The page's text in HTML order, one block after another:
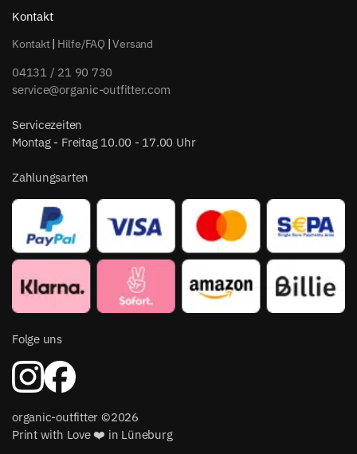
Kontakt
Kontakt| Hilfe/FAQ |Versand
04131 / 21 90 730
service@organic-outfitter.com
Servicezeiten
Montag - Freitag 10.00 - 17.00 Uhr
Zahlungsarten
Folge uns
organic-outfitter ©2026
Print with Love ❤️ in Lüneburg